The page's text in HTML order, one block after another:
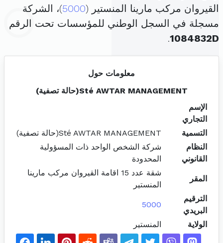
القيروان مركب مارينا المنستير (5000)، الشركة
مسجلة في السجل الوطني للمؤسسات تحت الرقم
1084832D
.
معلومات حول
Sté AWTAR MANAGEMENT(حالة تصفية)
الإسم
التجاري
التسمية
Sté AWTAR MANAGEMENT(حالة تصفية)
النظام
القانوني
شركة الشخص الواحد ذات المسؤولية
المحدودة
المقر
شقة عدد 15 اقامة القيروان مركب مارينا
المنستير
الترقيم
البريدي
5000
الولاية المنستير